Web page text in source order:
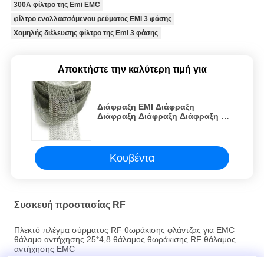
300A φίλτρο της Emi EMC
φίλτρο εναλλασσόμενου ρεύματος EMI 3 φάσης
Χαμηλής διέλευσης φίλτρο της Emi 3 φάσης
Αποκτήστε την καλύτερη τιμή για
Διάφραξη ΕΜΙ Διάφραξη
Διάφραξη Διάφραξη Διάφραξη Rf
Κουβέντα
Συσκευή προστασίας RF
Πλεκτό πλέγμα σύρματος RF θωράκισης φλάντζας για EMC
θάλαμο αντήχησης 25*4,8 θάλαμος θωράκισης RF θάλαμος
αντήχησης EMC